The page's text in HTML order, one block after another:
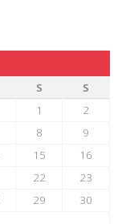
S
S
1
2
8
9
15
16
22
23
29
30